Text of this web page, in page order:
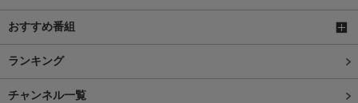
おすすめ番組
ランキング
チャンネル一覧